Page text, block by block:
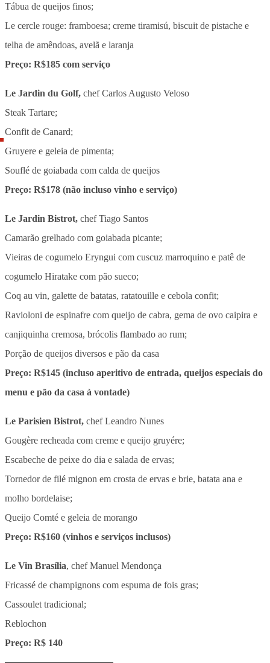
Tábua de queijos finos;
Le cercle rouge: framboesa; creme tiramisú, biscuit de pistache e
telha de amêndoas, avelã e laranja
Preço: R$185 com serviço
Le Jardin du Golf, chef Carlos Augusto Veloso
Steak Tartare;
Confit de Canard;
Gruyere e geleia de pimenta;
Souflé de goiabada com calda de queijos
Preço: R$178 (não incluso vinho e serviço)
Le Jardin Bistrot, chef Tiago Santos
Camarão grelhado com goiabada picante;
Vieiras de cogumelo Eryngui com cuscuz marroquino e patê de
cogumelo Hiratake com pão sueco;
Coq au vin, galette de batatas, ratatouille e cebola confit;
Ravioloni de espinafre com queijo de cabra, gema de ovo caipira e
canjiquinha cremosa, brócolis flambado ao rum;
Porção de queijos diversos e pão da casa
Preço: R$145 (incluso aperitivo de entrada, queijos especiais do
menu e pão da casa à vontade)
Le Parisien Bistrot, chef Leandro Nunes
Gougère recheada com creme e queijo gruyére;
Escabeche de peixe do dia e salada de ervas;
Tornedor de filé mignon em crosta de ervas e brie, batata ana e
molho bordelaise;
Queijo Comté e geleia de morango
Preço: R$160 (vinhos e serviços inclusos)
Le Vin Brasília, chef Manuel Mendonça
Fricassé de champignons com espuma de fois gras;
Cassoulet tradicional;
Reblochon
Preço: R$ 140